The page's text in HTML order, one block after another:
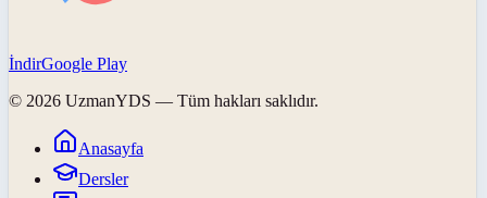
İndirGoogle Play
© 2026 UzmanYDS — Tüm hakları saklıdır.
Anasayfa
Dersler